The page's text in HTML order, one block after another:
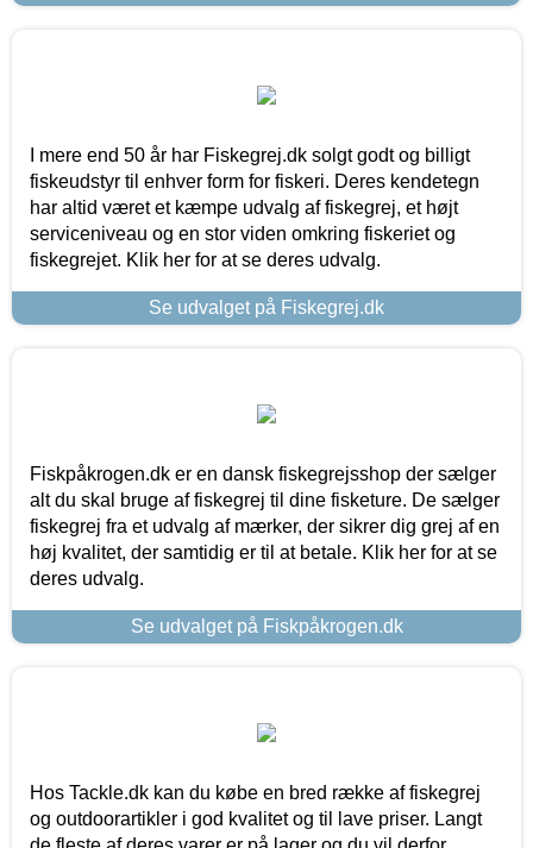
I mere end 50 år har Fiskegrej.dk solgt godt og billigt
fiskeudstyr til enhver form for fiskeri. Deres kendetegn
har altid været et kæmpe udvalg af fiskegrej, et højt
serviceniveau og en stor viden omkring fiskeriet og
fiskegrejet. Klik her for at se deres udvalg.
Se udvalget på Fiskegrej.dk
Fiskpåkrogen.dk er en dansk fiskegrejsshop der sælger
alt du skal bruge af fiskegrej til dine fisketure. De sælger
fiskegrej fra et udvalg af mærker, der sikrer dig grej af en
høj kvalitet, der samtidig er til at betale. Klik her for at se
deres udvalg.
Se udvalget på Fiskpåkrogen.dk
Hos Tackle.dk kan du købe en bred række af fiskegrej
og outdoorartikler i god kvalitet og til lave priser. Langt